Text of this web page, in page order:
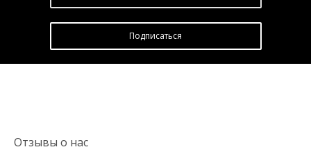
Подписатьcя
Отзывы о нас